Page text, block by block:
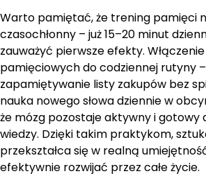
Warto pamiętać, że trening pamięci
czasochłonny – już 15–20 minut
zauważyć pierwsze efekty.
pamięciowych do codziennej rutyny
zapamiętywanie listy zakupów bez
nauka nowego słowa dziennie w
że mózg pozostaje aktywny i gotowy
wiedzy. Dzięki takim praktykom,
przekształca się w realną
efektywnie rozwijać przez całe życie.